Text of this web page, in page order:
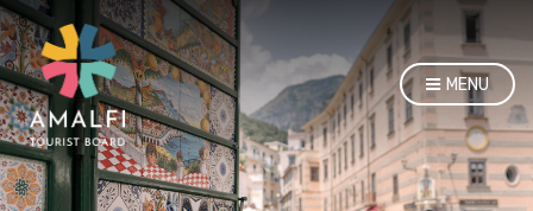
MENU